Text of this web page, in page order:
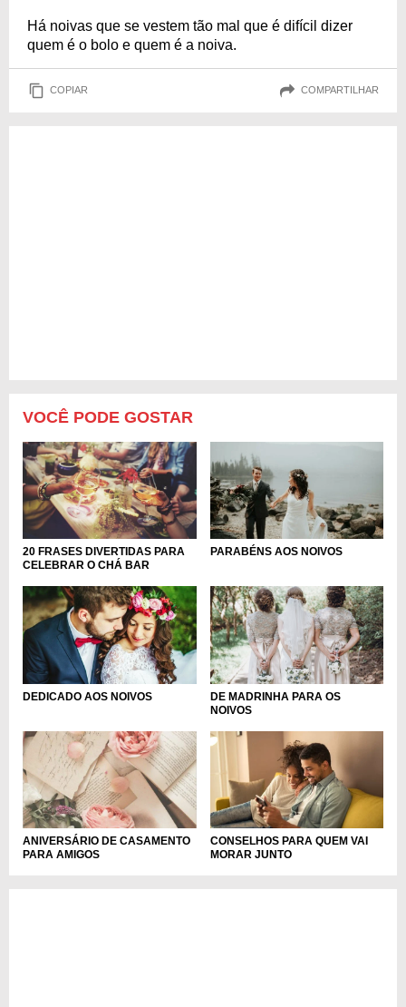
Há noivas que se vestem tão mal que é difícil dizer
quem é o bolo e quem é a noiva.
COPIAR COMPARTILHAR
VOCÊ PODE GOSTAR
20 FRASES DIVERTIDAS PARA
CELEBRAR O CHÁ BAR
PARABÉNS AOS NOIVOS
DEDICADO AOS NOIVOS
DE MADRINHA PARA OS
NOIVOS
ANIVERSÁRIO DE CASAMENTO
PARA AMIGOS
CONSELHOS PARA QUEM VAI
MORAR JUNTO